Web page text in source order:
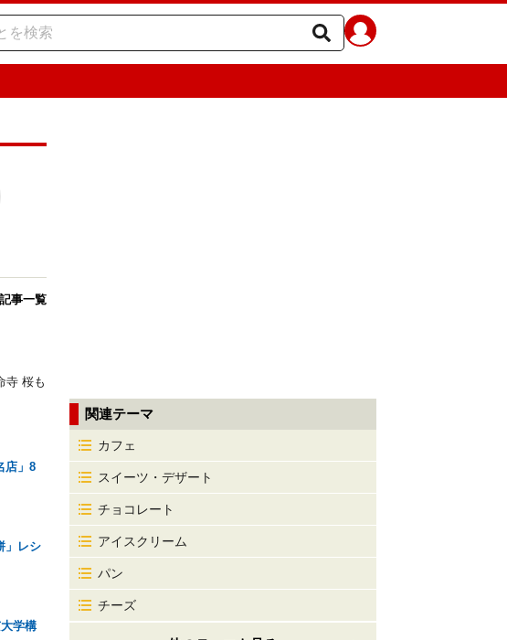
事一覧
寺 桜も
店」8
」レシ
学構
関連テーマ
カフェ
スイーツ・デザート
チョコレート
アイスクリーム
パン
チーズ